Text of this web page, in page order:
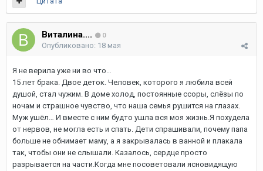
Виталина.... 0
Опубликовано: 18 мая
Я не верила уже ни во что…
15 лет брака. Двое деток. Человек, которого я любила всей
душой, стал чужим. В доме холод, постоянные ссоры, слёзы по
ночам и страшное чувство, что наша семья рушится на глазах.
Муж ушёл… И вместе с ним будто ушла вся моя жизнь.Я похудела
от нервов, не могла есть и спать. Дети спрашивали, почему папа
больше не обнимает маму, а я закрывалась в ванной и плакала
так, чтобы они не слышали. Казалось, сердце просто
разрывается на части.Когда мне посоветовали ясновидящую